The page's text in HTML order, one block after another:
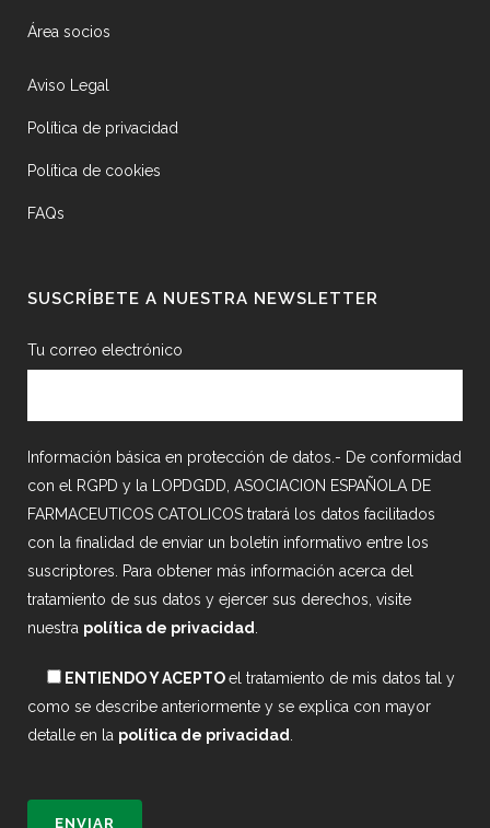
Área socios
Aviso Legal
Política de privacidad
Política de cookies
FAQs
SUSCRÍBETE A NUESTRA NEWSLETTER
Tu correo electrónico
Información básica en protección de datos.- De conformidad
con el RGPD y la LOPDGDD, ASOCIACION ESPAÑOLA DE
FARMACEUTICOS CATOLICOS tratará los datos facilitados
con la finalidad de enviar un boletín informativo entre los
suscriptores. Para obtener más información acerca del
tratamiento de sus datos y ejercer sus derechos, visite
nuestra política de privacidad
ENTIENDO Y ACEPTOel tratamiento de mis datos tal y
como se describe anteriormente y se explica con mayor
detalle en la política de privacidad